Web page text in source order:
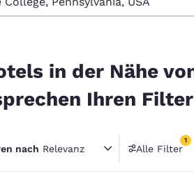
Aktuelle
Nord- und
United
América
in der Nähe
Ihren
nach Relevanz Alle Filter
1
1 Filter